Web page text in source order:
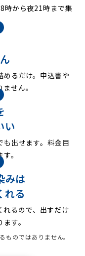
時から夜21時まで集
めるだけ。申込書や
せん。
い
も出せます。料金目
。
みは
れる
れるので、出すだけ
す。
のではありません。